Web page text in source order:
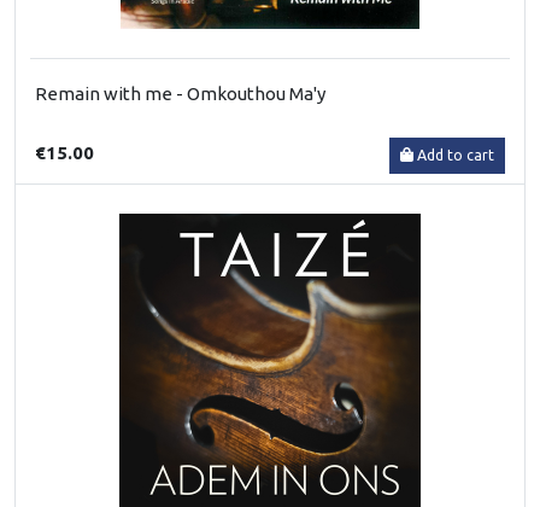
Remain with me - Omkouthou Ma'y
€15.00 Add to cart